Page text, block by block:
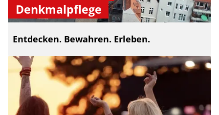
Denkmalpflege
Entdecken. Bewahren. Erleben.